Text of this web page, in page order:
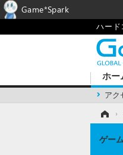
ハード
ホー
アク
›
ゲー
Game*Spark